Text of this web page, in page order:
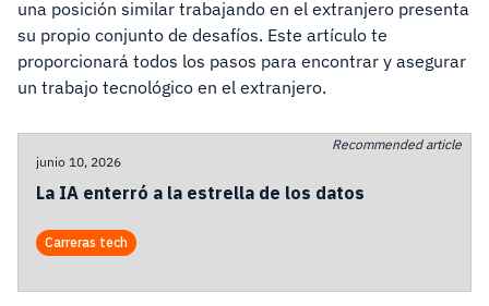
una posición similar trabajando en el extranjero presenta
su propio conjunto de desafíos. Este artículo te
proporcionará todos los pasos para encontrar y asegurar
un trabajo tecnológico en el extranjero.
Recommended article
junio 10, 2026
La IA enterró a la estrella de los datos
Carreras tech